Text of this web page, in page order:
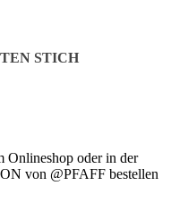
STICH
Onlineshop oder in der
von @PFAFF bestellen